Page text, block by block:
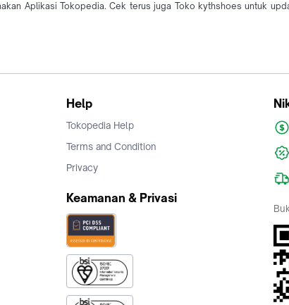
Aplikasi Tokopedia. Cek terus juga Toko kythshoes untuk
Help
Tokopedia Help
Terms and Condition
Privacy
Keamanan & Privasi